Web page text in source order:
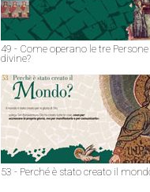
49 - Come operano le tre Persone
divine?
53 - Perché è stato creato il